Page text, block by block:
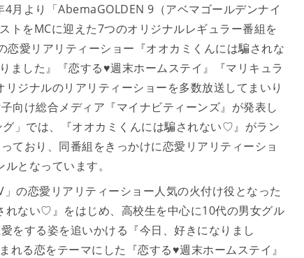
4月より「AbemaGOLDEN 9（アベマゴールデンナイ
トをMCに迎えた7つのオリジナルレギュラー番組を
愛リアリティーショー『オオカミくんには騙されな
した』『恋する♥週末ホームステイ』『マリキュラ
ジナルのリアリティーショーを多数放送してまいり
向け総合メディア『マイナビティーンズ』が発表し
」では、『オオカミくんには騙されない♡』がラン
ており、同番組をきっかけに恋愛リアリティーショ
となっています。
の恋愛リアリティーショー人気の火付け役となった
れない♡』をはじめ、高校生を中心に10代の男女グル
をする姿を追いかける『今日、好きになりまし
れる恋をテーマにした『恋する♥週末ホームステイ』